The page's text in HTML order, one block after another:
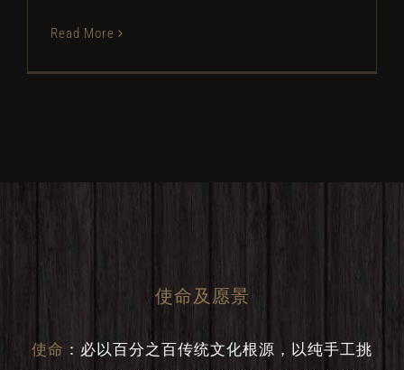
Read More
使命及愿景
使命 ： 必以百分之百传统文化根源，以纯手工挑